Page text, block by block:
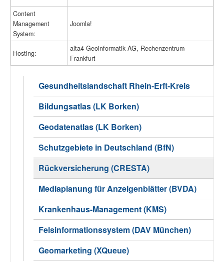
Content
Management
System:
Joomla!
Hosting:
alta4 Geoinformatik AG, Rechenzentrum
Frankfurt
Gesundheitslandschaft Rhein-Erft-Kreis
Bildungsatlas (LK Borken)
Geodatenatlas (LK Borken)
Schutzgebiete in Deutschland (BfN)
Rückversicherung (CRESTA)
Mediaplanung für Anzeigenblätter (BVDA)
Krankenhaus-Management (KMS)
Felsinformationssystem (DAV München)
Geomarketing (XQueue)